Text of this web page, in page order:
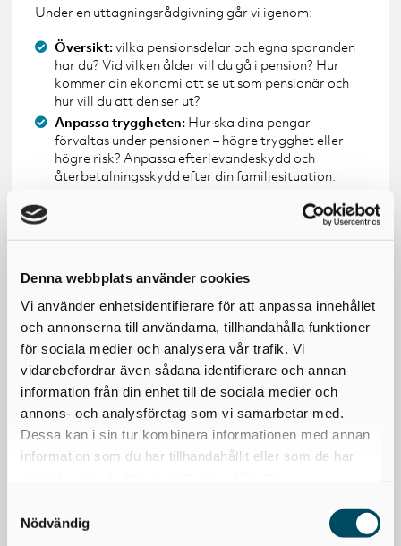
Denna webbplats använder cookies
Vi använder enhetsidentifierare för att anpassa innehållet
och annonserna till användarna, tillhandahålla funktioner
för sociala medier och analysera vår trafik. Vi
vidarebefordrar även sådana identifierare och annan
information från din enhet till de sociala medier och
annons- och analysföretag som vi samarbetar med.
Dessa kan i sin tur kombinera informationen med annan
information som du har tillhandahållit eller som de har
Nödvändig
Under en uttagningsrådgivning går vi igenom:
Översikt:vilka pensionsdelar och egna sparanden
har du? Vid vilken ålder vill du gå i pension? Hur
kommer din ekonomi att se ut som pensionär och
hur vill du att den ser ut?
Anpassa tryggheten: Hur ska dina pengar
förvaltas under pensionen – högre trygghet eller
högre risk? Anpassa efterlevandeskydd och
återbetalningsskydd efter din familjesituation.
Kort uttag ger mer pengar i början, men kan göra
Boka kostnadsfri rådgivning
Boka kostnadsfri rådgivning med en av våra erfarna
pensionsrådgivare. Vi är specialister på tjänstepension
och trygghetsförsäkringar och hjälper dig att skapa
det bästa upplägget för både dig och ditt företag.